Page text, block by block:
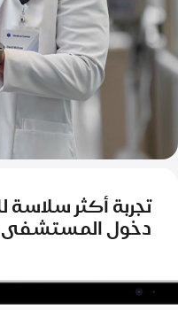
تجربة أكثر
دخول المستشفى